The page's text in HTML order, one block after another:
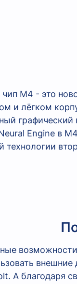
M4 - это
и лёгком
графический
Engine в
технологии
А благодаря